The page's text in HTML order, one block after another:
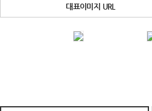
대표이미지 URL